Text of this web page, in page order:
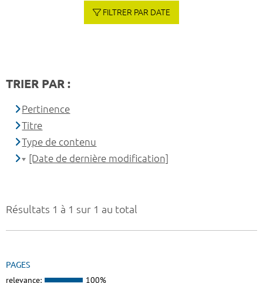
Résultats 1 à 1 sur 1 au total
PAGES
relevance: 100%
FILTRER PAR DATE
TRIER PAR :
Pertinence
Titre
Type de contenu
[Date de dernière modification]